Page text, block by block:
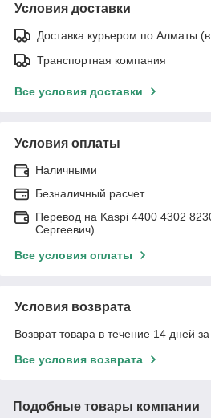
Условия доставки
Доставка курьером по Алматы
Транспортная компания
Все условия доставки
Условия оплаты
Наличными
Безналичный расчет
Перевод на Kaspi 4400 4302
Сергеевич)
Все условия оплаты
Условия возврата
Возврат товара в течение 14 дней
Все условия возврата
Подобные товары компании